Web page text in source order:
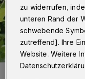
Anja Eder in ihrem
zu widerrufen,
unteren Rand der
schwebende
zutreffend]. Ihre
Website. Weitere